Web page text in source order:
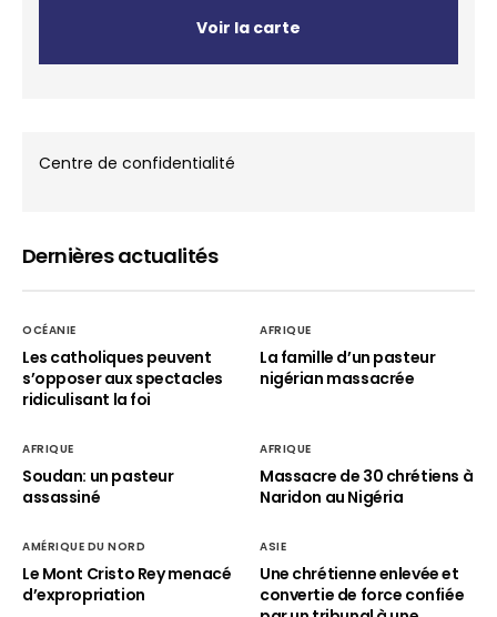
Voir la carte
Centre de confidentialité
Dernières actualités
OCÉANIE
Les catholiques peuvent
s’opposer aux spectacles
ridiculisant la foi
AFRIQUE
La famille d’un pasteur
nigérian massacrée
AFRIQUE
Soudan: un pasteur
assassiné
AFRIQUE
Massacre de 30 chrétiens à
Naridon au Nigéria
AMÉRIQUE DU NORD
Le Mont Cristo Rey menacé
d’expropriation
ASIE
Une chrétienne enlevée et
convertie de force confiée